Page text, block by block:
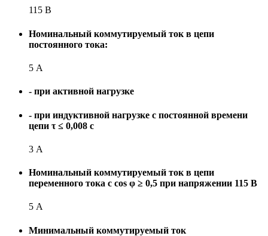
115 В
Номинальный коммутируемый ток в цепи
постоянного тока:
5 А
- при активной нагрузке
- при индуктивной нагрузке с постоянной времени
цепи τ ≤ 0,008 с
3 А
Номинальный коммутируемый ток в цепи
переменного тока с cos φ ≥ 0,5 при напряжении 115 В
5 А
Минимальный коммутируемый ток